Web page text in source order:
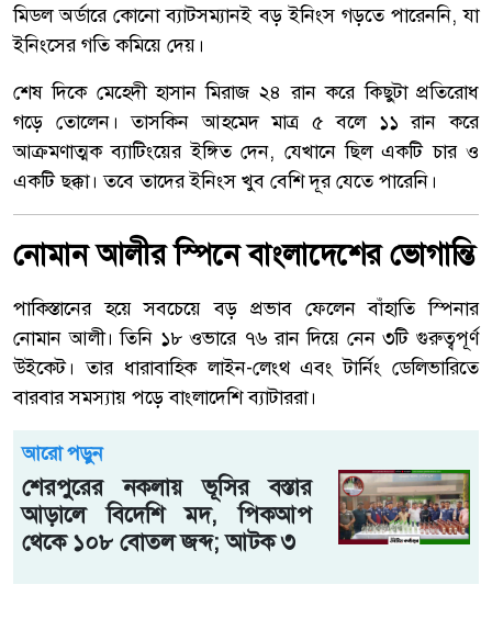
মিডল অর্ডারে কোনো ব্যাটসম্যানই বড় ইনিংস গড়তে পারেননি, যা
ইনিংসের গতি কমিয়ে দেয়।
শেষ দিকে মেহেদী হাসান মিরাজ ২৪ রান করে কিছুটা প্রতিরোধ
গড়ে তোলেন। তাসকিন আহমেদ মাত্র ৫ বলে ১১ রান করে
আক্রমণাত্মক ব্যাটিংয়ের ইঙ্গিত দেন, যেখানে ছিল একটি চার ও
একটি ছক্কা। তবে তাদের ইনিংস খুব বেশি দূর যেতে পারেনি।
নোমান আলীর স্পিনে বাংলাদেশের ভোগান্তি
পাকিস্তানের হয়ে সবচেয়ে বড় প্রভাব ফেলেন বাঁহাতি স্পিনার
নোমান আলী। তিনি ১৮ ওভারে ৭৬ রান দিয়ে নেন ৩টি গুরুত্বপূর্ণ
উইকেট। তার ধারাবাহিক লাইন-লেংথ এবং টার্নিং ডেলিভারিতে
বারবার সমস্যায় পড়ে বাংলাদেশি ব্যাটাররা।
আরো পড়ুন
শেরপুরের নকলায় ভূসির বস্তার
আড়ালে বিদেশি মদ, পিকআপ
থেকে ১০৮ বোতল জব্দ; আটক ৩